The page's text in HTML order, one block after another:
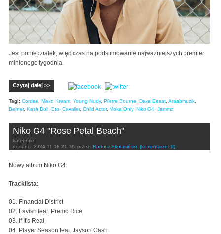
Jest poniedziałek, więc czas na podsumowanie najważniejszych premier
minionego tygodnia.
Czytaj dalej >>
Tagi: Cordae Maxo Kream Young Nudy, Pi'erre Bourne Dave Eeast Araabmuzik
Berner, Kash Doll Eto Cavalier, Child Actor, Moka Only, Niko G4 Jammz
Niko G4 "Rose Petal Beach"
kategorie:
dodano: 2024-11-18 21:19 przez: Bartosz Skolasiński (komentarze: 0)
Nowy album Niko G4.
Tracklista:
01. Financial District
02. Lavish feat. Premo Rice
03. If It's Real
04. Player Season feat. Jayson Cash